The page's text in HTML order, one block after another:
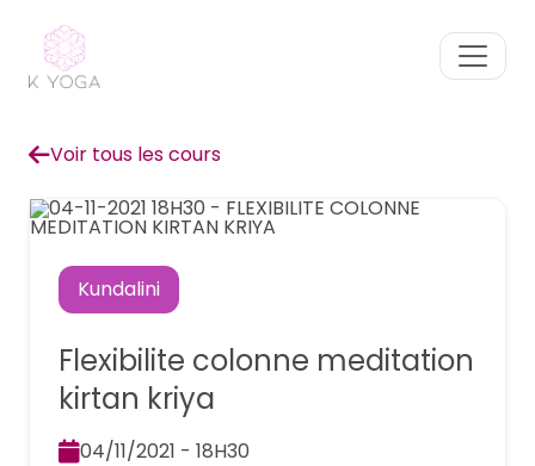
Voir tous les cours
Kundalini
Flexibilite colonne meditation
kirtan kriya
04/11/2021 - 18H30